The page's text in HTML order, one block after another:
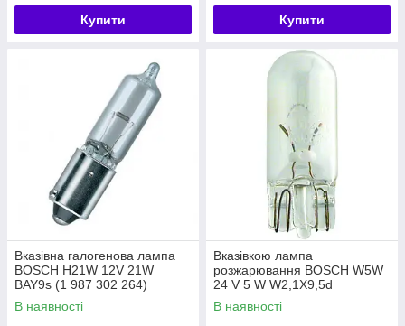
Купити Купити
Вказівна галогенова лампа
BOSCH H21W 12V 21W
BAY9s (1 987 302 264)
В наявності
Вказівкою лампа
розжарювання BOSCH W5W
24 V 5 W W2,1X9,5d
(1987302518)
В наявності